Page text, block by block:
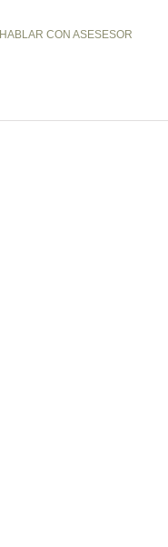
HABLAR CON ASESESOR